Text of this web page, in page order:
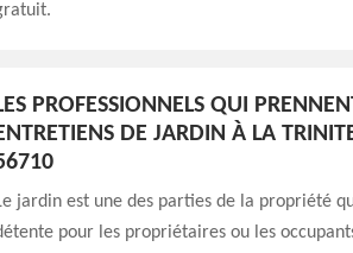
PROFESSIONNELS QUI
DE JARDIN À LA
jardin est une des parties de la propriété
pour les propriétaires ou les